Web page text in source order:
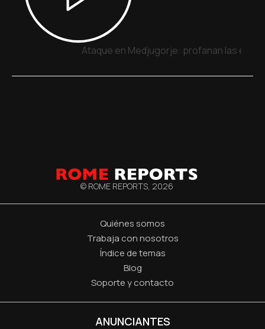
Ataque en Medjugorje: profanan las
© ROME REPORTS, 2026
Quiénes somos
Trabaja con nosotros
Índice de temas
Blog
Soporte y contacto
ANUNCIANTES